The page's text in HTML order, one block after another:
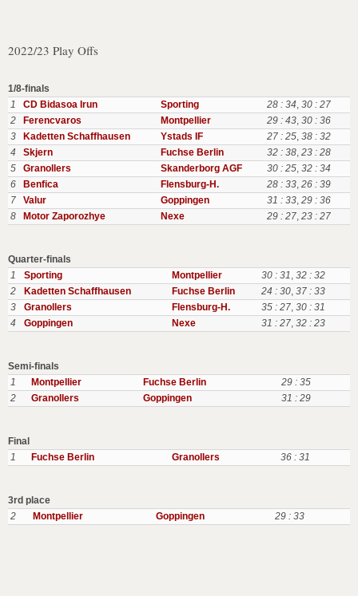
2022/23 Play Offs
1/8-finals
1
CD Bidasoa Irun Sporting 28 : 34, 30 : 27
2
Ferencvaros Montpellier 29 : 43, 30 : 36
3
Kadetten Schaffhausen Ystads IF 27 : 25, 38 : 32
4
Skjern Fuchse Berlin 32 : 38, 23 : 28
5
Granollers Skanderborg AGF 30 : 25, 32 : 34
6
Benfica Flensburg-H. 28 : 33, 26 : 39
7
Valur Goppingen 31 : 33, 29 : 36
8
Motor Zaporozhye Nexe 29 : 27, 23 : 27
Quarter-finals
1
Sporting Montpellier 30 : 31, 32 : 32
2
Kadetten Schaffhausen Fuchse Berlin 24 : 30, 37 : 33
3
Granollers Flensburg-H. 35 : 27, 30 : 31
4
Goppingen Nexe 31 : 27, 32 : 23
Semi-finals
1
Montpellier Fuchse Berlin
29 : 35
2
Granollers Goppingen 31 : 29
Final
1
Fuchse Berlin Granollers 36 : 31
3rd place
2
Montpellier Goppingen 29 : 33